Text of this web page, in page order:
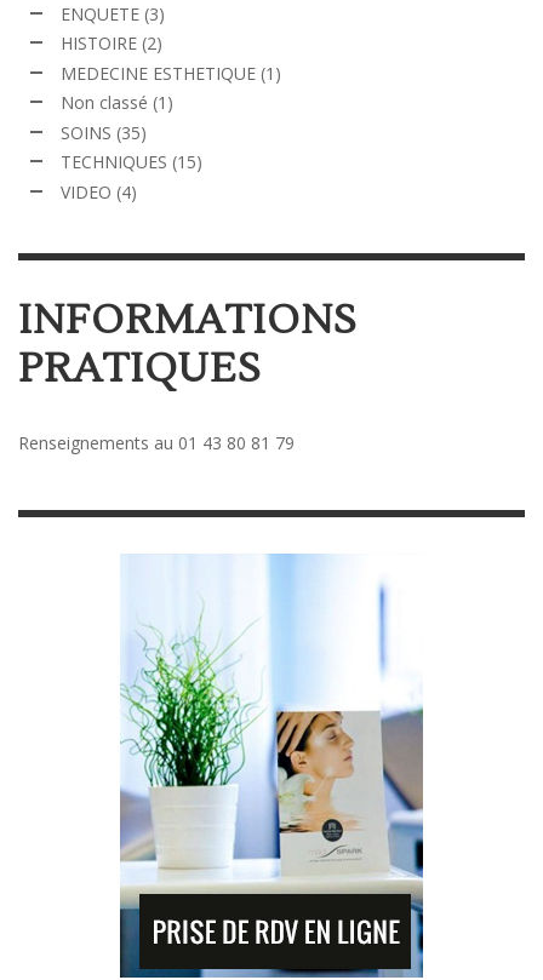
ENQUETE (3)
HISTOIRE (2)
MEDECINE ESTHETIQUE (1)
Non classé (1)
SOINS (35)
TECHNIQUES (15)
VIDEO (4)
INFORMATIONS
PRATIQUES
Renseignements au 01 43 80 81 79